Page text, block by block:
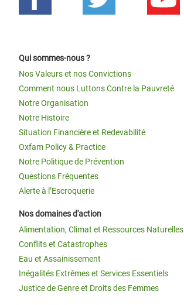
Qui sommes-nous ?
Nos Valeurs et nos Convictions
Comment nous Luttons Contre la Pauvreté
Notre Organisation
Notre Histoire
Situation Financière et Redevabilité
Oxfam Policy & Practice
Notre Politique de Prévention
Questions Fréquentes
Alerte à l’Escroquerie
Nos domaines d'action
Alimentation, Climat et Ressources Naturelles
Conflits et Catastrophes
Eau et Assainissement
Inégalités Extrêmes et Services Essentiels
Justice de Genre et Droits des Femmes